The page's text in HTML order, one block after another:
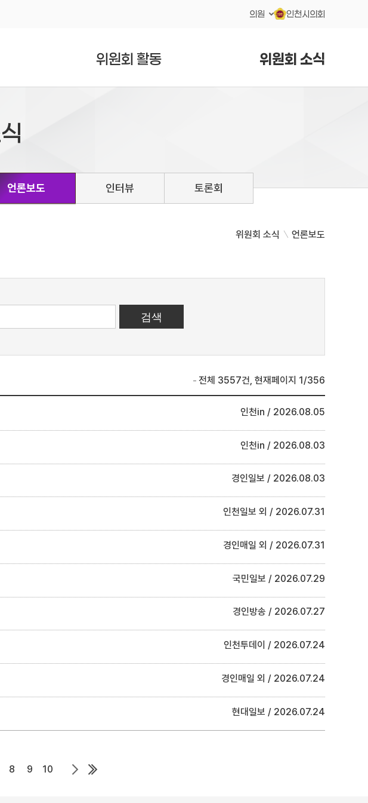
의원 인천시의회
위원회 활동 위원회 소식
언론보도 인터뷰 토론회
위원회 소식 언론보도
전체 3557건, 현재페이지 1/356
인천in 2026.08.05
인천in 2026.08.03
경인일보 2026.08.03
인천일보 외 2026.07.31
경인매일 외 2026.07.31
국민일보 2026.07.29
경인방송 2026.07.27
인천투데이 2026.07.24
경인매일 외 2026.07.24
현대일보 2026.07.24
8 9 10